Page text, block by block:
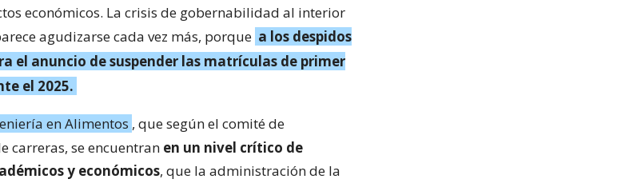
económicos. La crisis de gobernabilidad al interior
agudizarse cada vez más, porque a los despidos
el anuncio de suspender las matrículas de primer
el 2025.
en Alimentos , que según el comité de
carreras, se encuentran en un nivel crítico de
y económicos, que la administración de la